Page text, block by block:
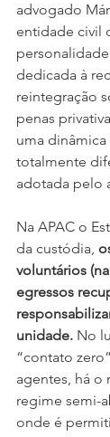
advogado
entidade civil
dedicada à
reintegração
penas
uma
totalmente
adotada pelo
Na APAC o
da custódia,
voluntários
egressos
unidade. No
“contato
agentes, há o
regime semi-
onde é